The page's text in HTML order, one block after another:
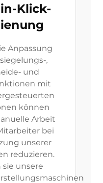
Klick-
Anpassung
,
und
mit
können
Arbeit
bei
unserer
reduzieren.
sie unsere